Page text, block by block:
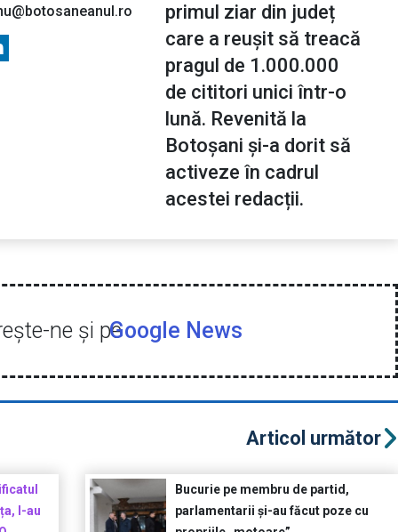
primul ziar din județ
care a reușit să treacă
pragul de 1.000.000
de cititori unici într-o
lună. Revenită la
Botoșani și-a dorit să
activeze în cadrul
acestei redacții.
ne şi peGoogle News
l-au
Articol următor
Bucurie pe membru de partid,
parlamentarii și-au făcut poze cu